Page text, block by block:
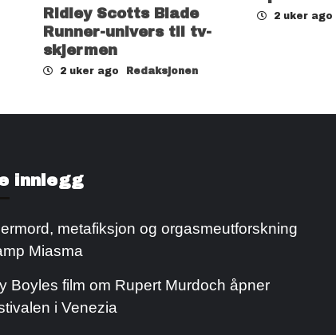
Ridley Scotts Blade
Runner-univers til tv-
skjermen
2 uker ago Redaksjonen
2 uker ago
innlegg
metafiksjon og orgasmeutforskning
Miasma
Boyles film om Rupert Murdoch åpner
i Venezia